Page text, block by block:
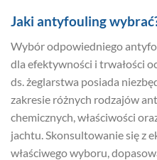
Jaki antyfouling
Wybór odpowiedniego
dla efektywności i trwałości
ds. żeglarstwa posiada
zakresie różnych rodzajów
chemicznych, właściwości
jachtu. Skonsultowanie się z
właściwego wyboru,